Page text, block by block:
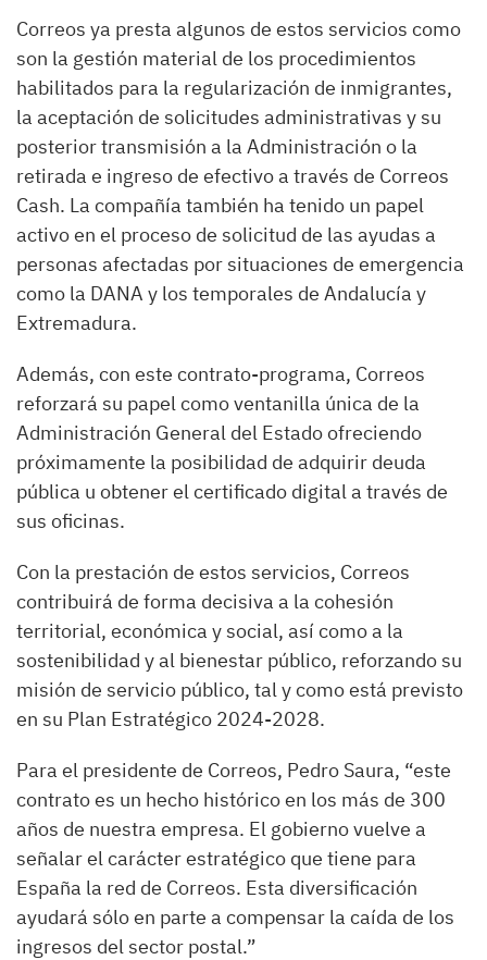
Correos ya presta algunos de estos servicios como
son la gestión material de los procedimientos
habilitados para la regularización de inmigrantes,
la aceptación de solicitudes administrativas y su
posterior transmisión a la Administración o la
retirada e ingreso de efectivo a través de Correos
Cash. La compañía también ha tenido un papel
activo en el proceso de solicitud de las ayudas a
personas afectadas por situaciones de emergencia
como la DANA y los temporales de Andalucía y
Extremadura.
Además, con este contrato-programa, Correos
reforzará su papel como ventanilla única de la
Administración General del Estado ofreciendo
próximamente la posibilidad de adquirir deuda
pública u obtener el certificado digital a través de
sus oficinas.
Con la prestación de estos servicios, Correos
contribuirá de forma decisiva a la cohesión
territorial, económica y social, así como a la
sostenibilidad y al bienestar público, reforzando su
misión de servicio público, tal y como está previsto
en su Plan Estratégico 2024-2028.
Para el presidente de Correos, Pedro Saura, “este
contrato es un hecho histórico en los más de 300
años de nuestra empresa. El gobierno vuelve a
señalar el carácter estratégico que tiene para
España la red de Correos. Esta diversificación
ayudará sólo en parte a compensar la caída de los
ingresos del sector postal.”